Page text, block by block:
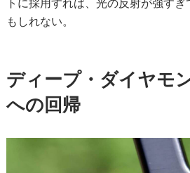
もしれない。
ディープ・ダイヤモ
への回帰